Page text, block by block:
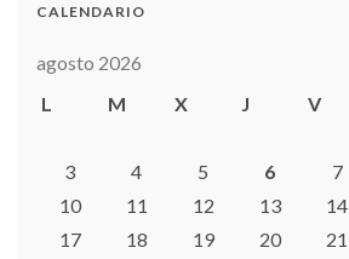
CALENDARIO
agosto 2026
L
M X J V
3
4 5 6 7
10
11 12 13 14
17
18 19 20 21